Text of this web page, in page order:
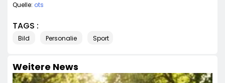
Quelle: ots
TAGS :
Bild Personalie Sport
Weitere News